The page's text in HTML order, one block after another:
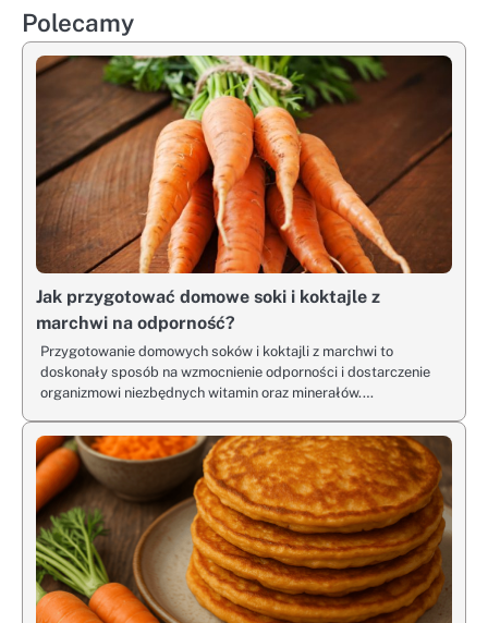
Polecamy
Jak przygotować domowe soki i koktajle z
marchwi na odporność?
Przygotowanie domowych soków i koktajli z marchwi to
doskonały sposób na wzmocnienie odporności i dostarczenie
organizmowi niezbędnych witamin oraz minerałów.…